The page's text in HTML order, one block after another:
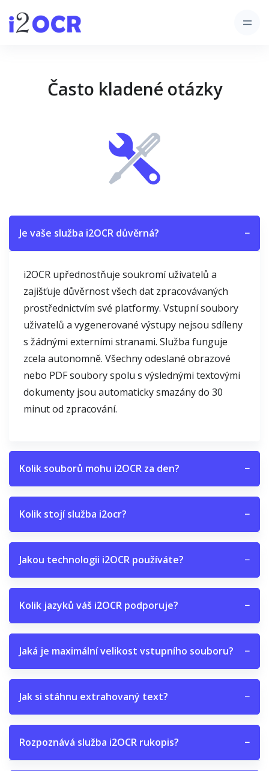
Často kladené otázky
Je vaše služba i2OCR důvěrná? −
i2OCR upřednostňuje soukromí uživatelů a
zajišťuje důvěrnost všech dat zpracovávaných
prostřednictvím své platformy. Vstupní soubory
uživatelů a vygenerované výstupy nejsou sdíleny
s žádnými externími stranami. Služba funguje
zcela autonomně. Všechny odeslané obrazové
nebo PDF soubory spolu s výslednými textovými
dokumenty jsou automaticky smazány do 30
minut od zpracování.
Kolik souborů mohu i2OCR za den? −
Kolik stojí služba i2ocr? −
Jakou technologii i2OCR používáte? −
Kolik jazyků váš i2OCR podporuje? −
Jaká je maximální velikost vstupního souboru? −
Jak si stáhnu extrahovaný text? −
Rozpoznává služba i2OCR rukopis? −